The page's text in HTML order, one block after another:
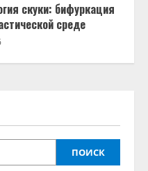
скуки: бифуркация
среде
ПОИСК